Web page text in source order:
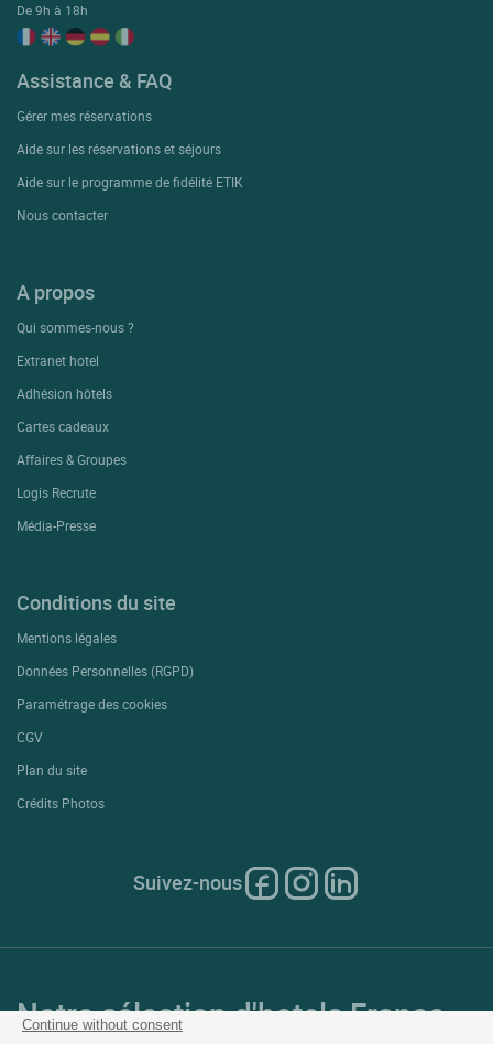
Continue without consent
De 9h à 18h
Assistance & FAQ
Gérer mes réservations
Aide sur les réservations et séjours
Aide sur le programme de fidélité ETIK
Nous contacter
A propos
Qui sommes-nous ?
Extranet hotel
Adhésion hôtels
Cartes cadeaux
Affaires & Groupes
Logis Recrute
Média-Presse
Conditions du site
Mentions légales
Données Personnelles (RGPD)
Paramétrage des cookies
CGV
Plan du site
Crédits Photos
Suivez-nous
Notre sélection d'hotels France